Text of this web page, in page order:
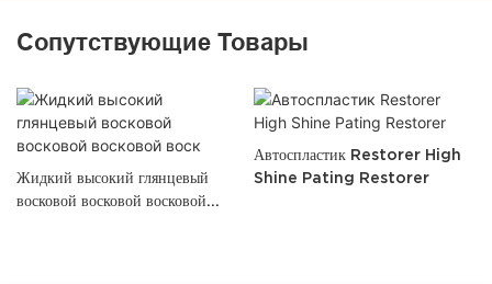
Сопутствующие Товары
Жидкий высокий глянцевый
восковой восковой восковой
Автоспластик Restorer High
Shine Pating Restorer